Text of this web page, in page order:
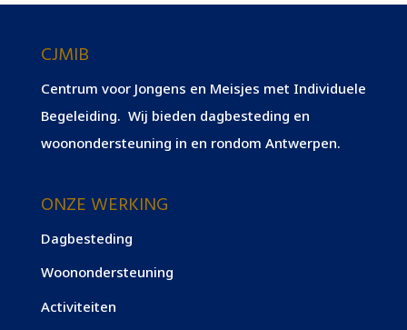
CJMIB
Centrum voor Jongens en Meisjes met Individuele
Begeleiding. Wij bieden dagbesteding en
woonondersteuning in en rondom Antwerpen.
ONZE WERKING
Dagbesteding
Woonondersteuning
Activiteiten